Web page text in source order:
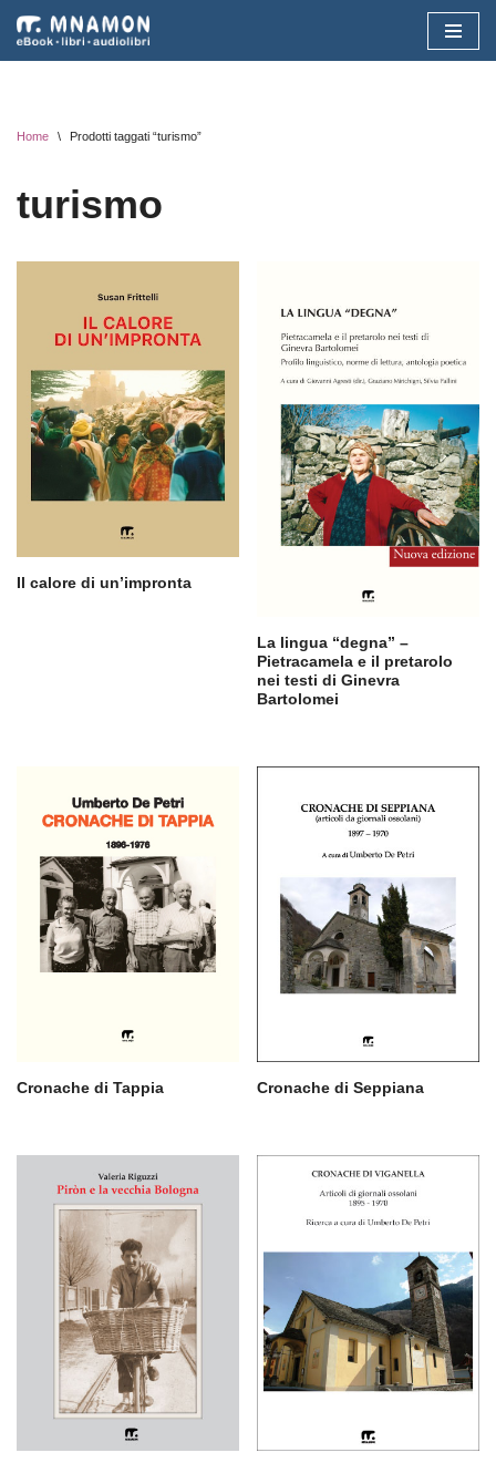
Vai
Home \ Prodotti taggati “turismo”
turismo
Il calore di un’impronta
La lingua “degna” –
Pietracamela e il pretarolo
nei testi di Ginevra
Bartolomei
Cronache di Tappia Cronache di Seppiana